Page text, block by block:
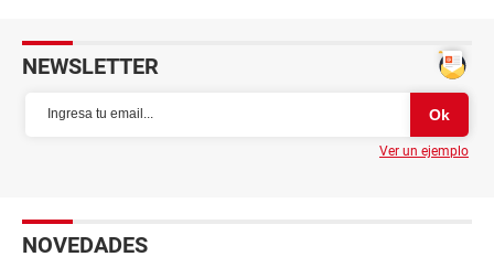
NEWSLETTER
Ver un ejemplo
NOVEDADES